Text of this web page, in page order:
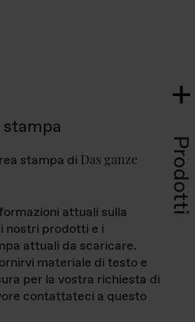
Prodotti
stampa di Das ganze
attuali sulla
nostri prodotti e i
attuali da scaricare.
materiale di testo e
per la vostra richiesta di
contattateci a questo